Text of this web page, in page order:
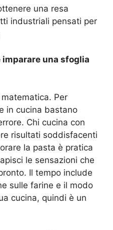
una resa
industriali pensati per
una sfoglia
Per
in cucina bastano
Chi cucina con
risultati soddisfacenti
la pasta è pratica
le sensazioni che
Il tempo include
sulle farine e il modo
cucina, quindi è un